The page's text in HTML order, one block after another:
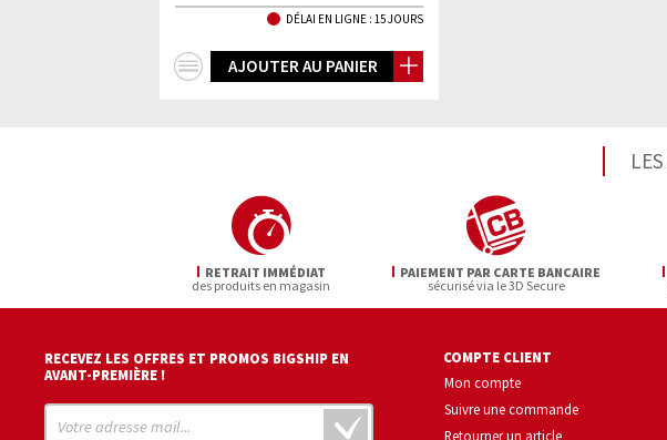
DÉLAI EN LIGNE : 15 JOURS
AJOUTER AU PANIER
LES
RETRAIT IMMÉDIAT
des produits en magasin
PAIEMENT PAR CARTE BANCAIRE
sécurisé via le 3D Secure
RECEVEZ LES OFFRES ET PROMOS BIGSHIP EN
AVANT-PREMIÈRE !
COMPTE CLIENT
Mon compte
Suivre une commande
Retourner un article